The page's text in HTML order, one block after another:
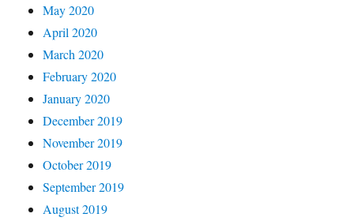
May 2020
April 2020
March 2020
February 2020
January 2020
December 2019
November 2019
October 2019
September 2019
August 2019